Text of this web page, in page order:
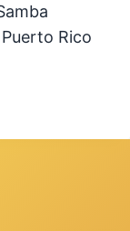
Rico